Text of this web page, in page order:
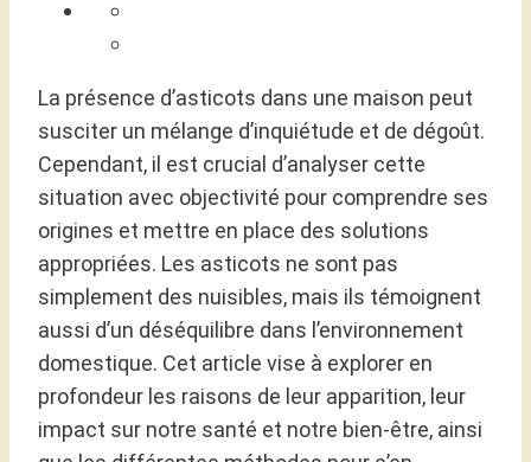
La présence d’asticots dans une maison peut
susciter un mélange d’inquiétude et de dégoût.
Cependant, il est crucial d’analyser cette
situation avec objectivité pour comprendre ses
origines et mettre en place des solutions
appropriées. Les asticots ne sont pas
simplement des nuisibles, mais ils témoignent
aussi d’un déséquilibre dans l’environnement
domestique. Cet article vise à explorer en
profondeur les raisons de leur apparition, leur
impact sur notre santé et notre bien-être, ainsi